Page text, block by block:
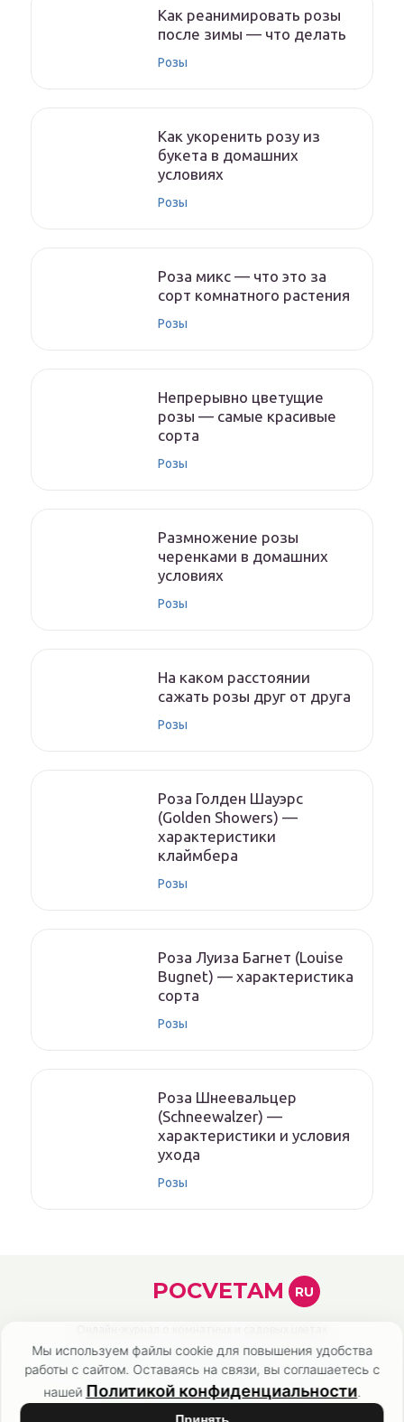
Как реанимировать розы
после зимы — что делать
Розы
Как укоренить розу из
букета в домашних
условиях
Розы
Роза микс — что это за
сорт комнатного растения
Розы
Непрерывно цветущие
розы — самые красивые
сорта
Розы
Размножение розы
черенками в домашних
условиях
Розы
На каком расстоянии
сажать розы друг от друга
Розы
Роза Голден Шауэрс
(Golden Showers) —
характеристики
клаймбера
Розы
Роза Луиза Багнет (Louise
Bugnet) — характеристика
сорта
Розы
Роза Шнеевальцер
(Schneewalzer) —
характеристики и условия
ухода
Розы
Мы используем файлы cookie для повышения удобства
работы с сайтом. Оставаясь на связи, вы соглашаетесь с
нашей Политикой конфиденциальности.
POCVETAM RU
Политика конфиденциальности Карта сайта
Контакты О нас Эксперты Авторы
Список литературы